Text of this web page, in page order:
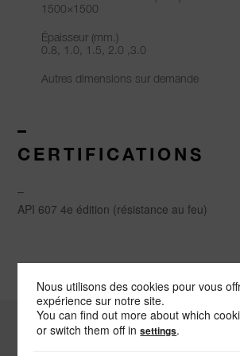
1500×1500
Épaisseur (mm.)
0.8, 1.0, 1.5, 2.0 ,3.0
Autres dimensions sur demande
–
CERTIFICATIONS
–
API 607 4e édition (résistance au feu)
Nous utilisons des cookies pour vous
expérience sur notre site.
You can find out more about which
or switch them off insettings.